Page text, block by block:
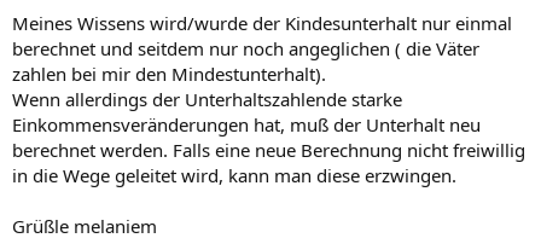
Meines Wissens wird/wurde der Kindesunterhalt nur einmal
berechnet und seitdem nur noch angeglichen ( die Väter
zahlen bei mir den Mindestunterhalt).
Wenn allerdings der Unterhaltszahlende starke
Einkommensveränderungen hat, muß der Unterhalt neu
berechnet werden. Falls eine neue Berechnung nicht freiwillig
in die Wege geleitet wird, kann man diese erzwingen.
Grüßle melaniem